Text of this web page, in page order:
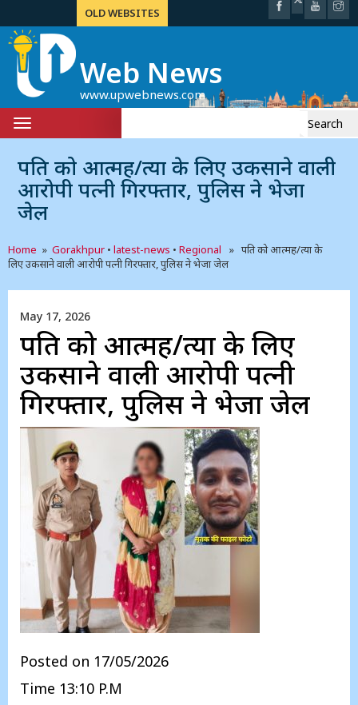
OLD WEBSITES
Web News
www.upwebnews.com
Toggle
navigation
पति को आत्मह/त्या के लिए उकसाने वाली
आरोपी पत्नी गिरफ्तार, पुलिस ने भेजा
जेल
Home » Gorakhpur • latest-news • Regional » पति को आत्मह/त्या के
लिए उकसाने वाली आरोपी पत्नी गिरफ्तार, पुलिस ने भेजा जेल
May 17, 2026
पति को आत्मह/त्या के लिए
उकसाने वाली आरोपी पत्नी
गिरफ्तार, पुलिस ने भेजा जेल
Posted on 17/05/2026
Time 13:10 P.M